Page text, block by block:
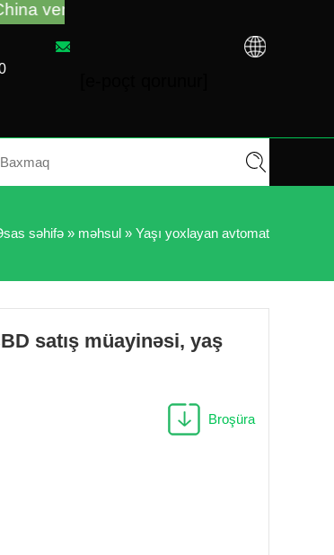
səhifə » məhsul » Yaşı yoxlayan avtomat
satış müayinəsi, yaş
Broşüra
rəhbərlik və problemlərin